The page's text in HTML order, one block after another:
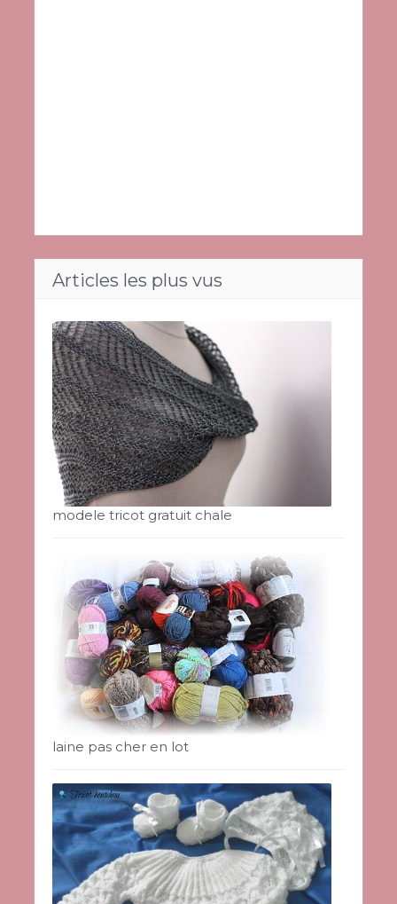
Articles les plus vus
modele tricot gratuit chale
laine pas cher en lot